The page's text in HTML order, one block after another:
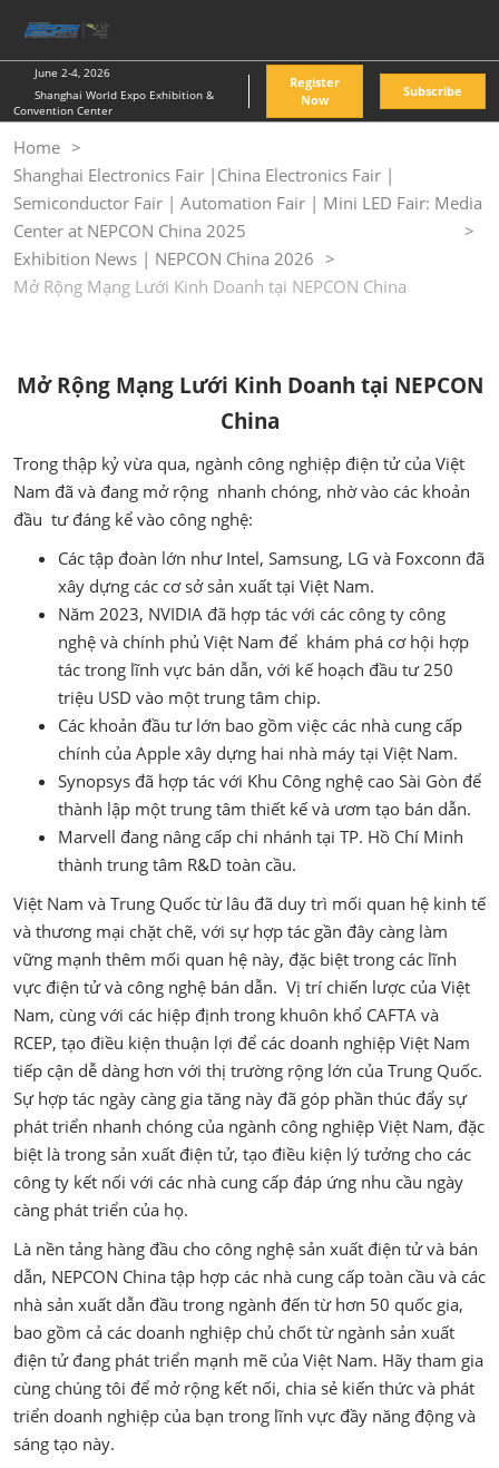
to
content
June 2-4, 2026
Shanghai World Expo Exhibition &
Convention Center
Register
Now
Subscribe
Home
Shanghai Electronics Fair |China Electronics Fair |
Semiconductor Fair | Automation Fair | Mini LED Fair: Media
Center at NEPCON China 2025
Exhibition News | NEPCON China 2026
Mở Rộng Mạng Lưới Kinh Doanh tại NEPCON China
Mở Rộng Mạng Lưới Kinh Doanh tại NEPCON
China
Trong thập kỷ vừa qua, ngành công nghiệp điện tử của Việt
Nam đã và đang mở rộng nhanh chóng, nhờ vào các khoản
đầu tư đáng kể vào công nghệ:
Các tập đoàn lớn như Intel, Samsung, LG và Foxconn đã
xây dựng các cơ sở sản xuất tại Việt Nam.
Năm 2023, NVIDIA đã hợp tác với các công ty công
nghệ và chính phủ Việt Nam để khám phá cơ hội hợp
tác trong lĩnh vực bán dẫn, với kế hoạch đầu tư 250
triệu USD vào một trung tâm chip.
Các khoản đầu tư lớn bao gồm việc các nhà cung cấp
chính của Apple xây dựng hai nhà máy tại Việt Nam.
Synopsys đã hợp tác với Khu Công nghệ cao Sài Gòn để
thành lập một trung tâm thiết kế và ươm tạo bán dẫn.
Marvell đang nâng cấp chi nhánh tại TP. Hồ Chí Minh
thành trung tâm R&D toàn cầu.
Việt Nam và Trung Quốc từ lâu đã duy trì mối quan hệ kinh tế
và thương mại chặt chẽ, với sự hợp tác gần đây càng làm
vững mạnh thêm mối quan hệ này, đặc biệt trong các lĩnh
vực điện tử và công nghệ bán dẫn. Vị trí chiến lược của Việt
Nam, cùng với các hiệp định trong khuôn khổ CAFTA và
RCEP, tạo điều kiện thuận lợi để các doanh nghiệp Việt Nam
tiếp cận dễ dàng hơn với thị trường rộng lớn của Trung Quốc.
Sự hợp tác ngày càng gia tăng này đã góp phần thúc đẩy sự
phát triển nhanh chóng của ngành công nghiệp Việt Nam, đặc
biệt là trong sản xuất điện tử, tạo điều kiện lý tưởng cho các
công ty kết nối với các nhà cung cấp đáp ứng nhu cầu ngày
càng phát triển của họ.
Là nền tảng hàng đầu cho công nghệ sản xuất điện tử và bán
dẫn, NEPCON China tập hợp các nhà cung cấp toàn cầu và các
nhà sản xuất dẫn đầu trong ngành đến từ hơn 50 quốc gia,
bao gồm cả các doanh nghiệp chủ chốt từ ngành sản xuất
điện tử đang phát triển mạnh mẽ của Việt Nam. Hãy tham gia
cùng chúng tôi để mở rộng kết nối, chia sẻ kiến thức và phát
triển doanh nghiệp của bạn trong lĩnh vực đầy năng động và
sáng tạo này.